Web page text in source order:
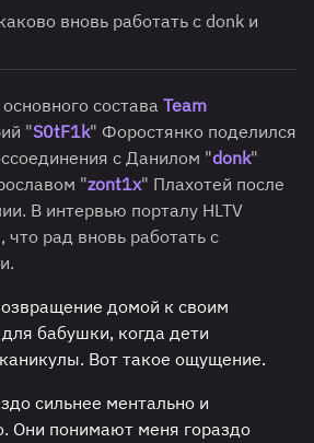
вновь работать с donk и
состава Team
"S0tF1k" Форостянко поделился
с Данилом "donk"
"zont1x" Плахотей после
В интервью порталу HLTV
что рад вновь работать с
домой к своим
бабушки, когда дети
Вот такое ощущение.
сильнее ментально и
Они понимают меня гораздо